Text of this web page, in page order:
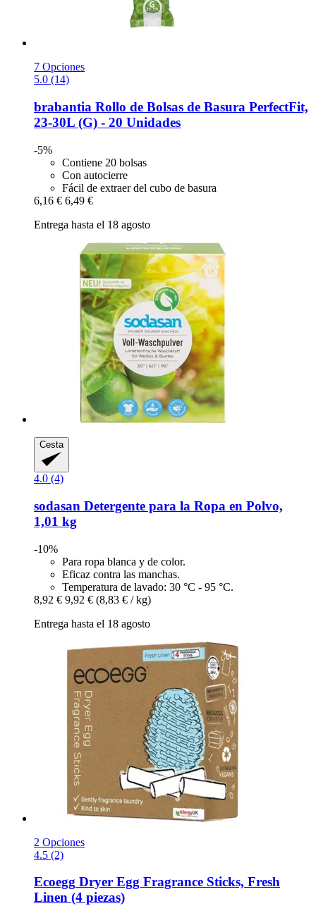
7 Opciones
5.0 (14)
brabantia Rollo de Bolsas de Basura PerfectFit,
23-​30L (G) -​ 20 Unidades
-5%
Contiene 20 bolsas
Con autocierre
Fácil de extraer del cubo de basura
6,16 € 6,49 €
Entrega hasta el 18 agosto
Cesta
4.0 (4)
sodasan Detergente para la Ropa en Polvo,
1,01 kg
-10%
Para ropa blanca y de color.
Eficaz contra las manchas.
Temperatura de lavado: 30 °C - 95 °C.
8,92 € 9,92 € (8,83 € / kg)
Entrega hasta el 18 agosto
2 Opciones
4.5 (2)
Ecoegg Dryer Egg Fragrance Sticks, Fresh
Linen (4 piezas)